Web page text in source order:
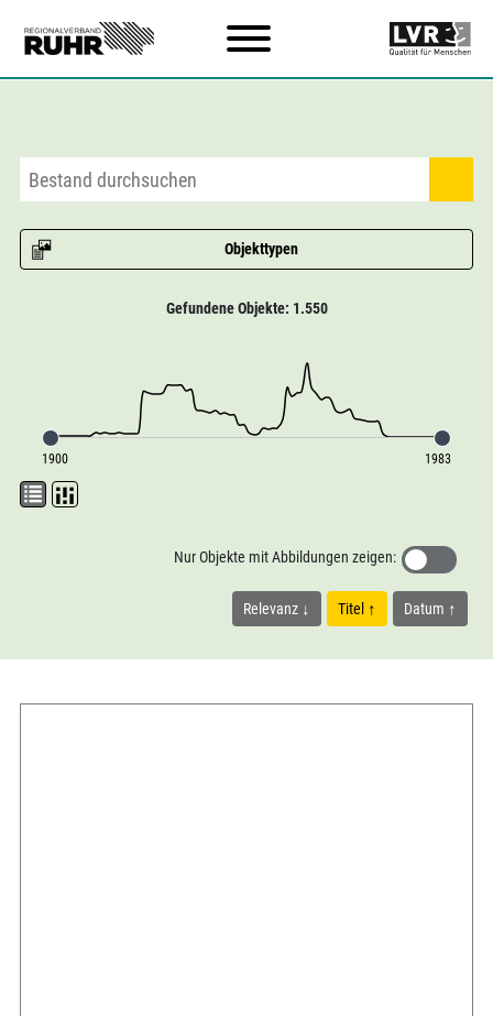
Objekttypen
Gefundene Objekte: 1.550
1900 1983
Relevanz Titel Datum
Nur Objekte mit Abbildungen zeigen: